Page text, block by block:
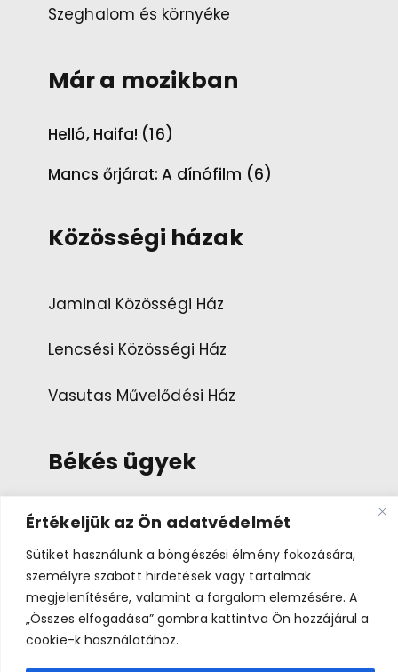
Értékeljük az Ön adatvédelmét
Sütiket használunk a böngészési élmény fokozására,
személyre szabott hirdetések vagy tartalmak
megjelenítésére, valamint a forgalom elemzésére. A
„Összes elfogadása” gombra kattintva Ön hozzájárul a
cookie-k használatához.
Szeghalom és környéke
Már a mozikban
Helló, Haifa! (16)
Mancs őrjárat: A dínófilm (6)
Közösségi házak
Jaminai Közösségi Ház
Lencsési Közösségi Ház
Vasutas Művelődési Ház
Békés ügyek
Esemény ajánlása
Bemutatkozás